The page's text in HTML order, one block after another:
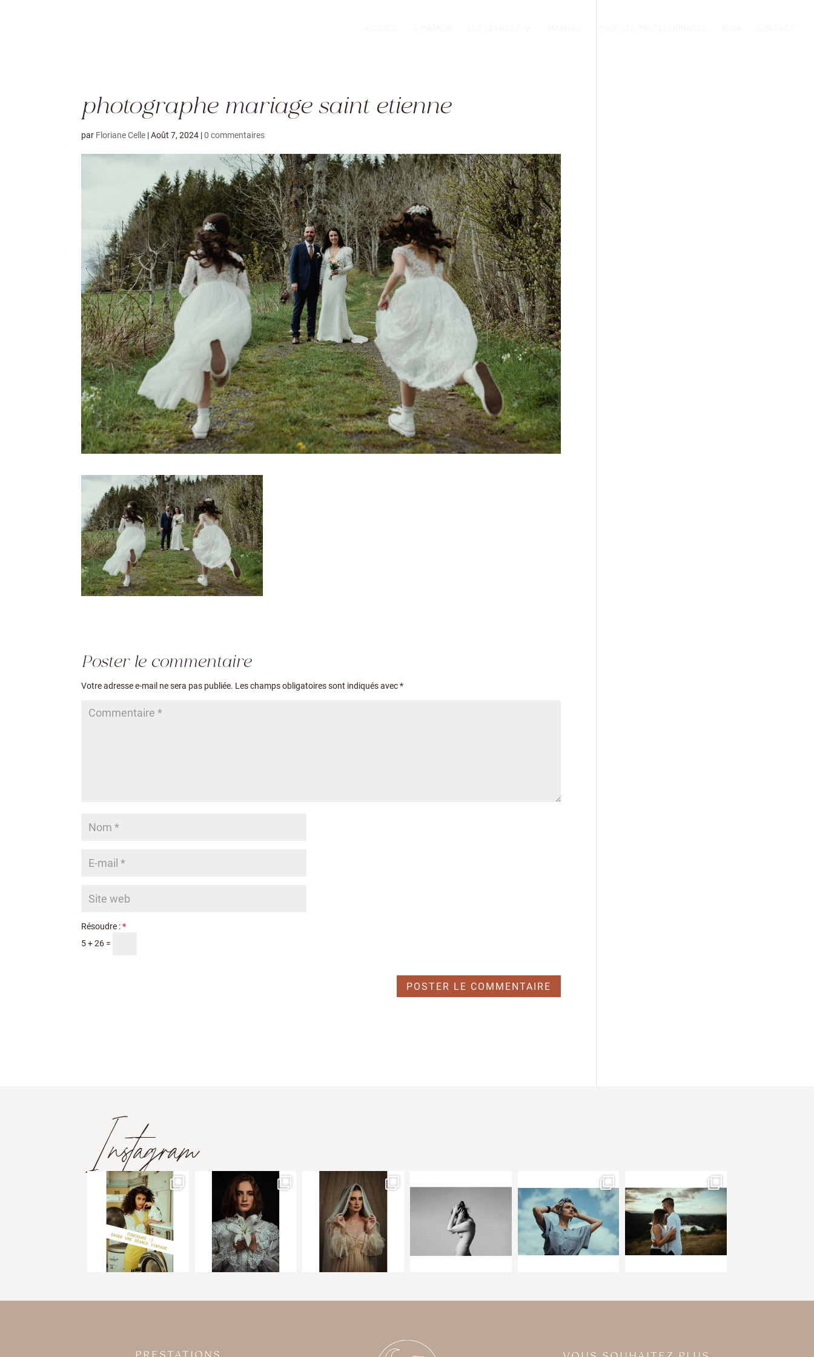
photographe mariage saint etienne
par Floriane Celle |Août 7, 2024 |0 commentaires
Poster le commentaire
Votre adresse e-mail ne sera pas publiée. Les champs obligatoires sont indiqués avec*
Résoudre :*
5 + 26 =
Instagram